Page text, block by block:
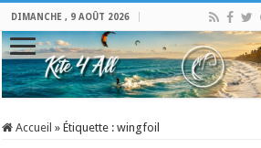
DIMANCHE , 9 AOÛT 2026
Accueil » Étiquette :wingfoil